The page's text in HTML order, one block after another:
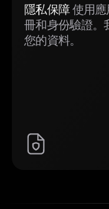
隱私保障使用應
冊和身份驗證。
您的資料。